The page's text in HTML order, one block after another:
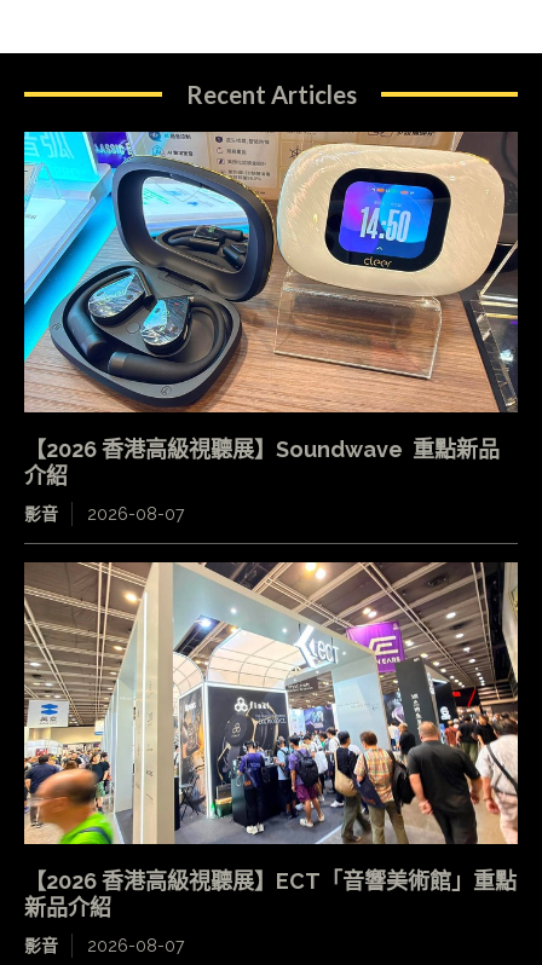
Recent Articles
【2026 香港高級視聽展】Soundwave 重點新品
介紹
影音 2026-08-07
【2026 香港高級視聽展】ECT「音響美術館」重點
新品介紹
影音 2026-08-07